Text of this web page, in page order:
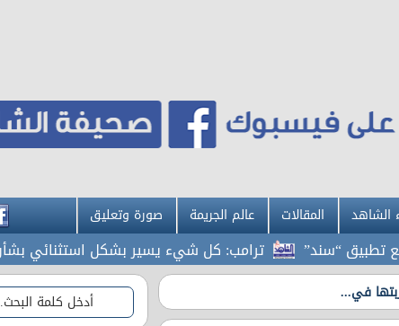
الشاهد المقالات عالم الجريمة صورة وتعليق
“سند” ترامب: كل شيء يسير بشكل استثنائي بشأن إيران
في...